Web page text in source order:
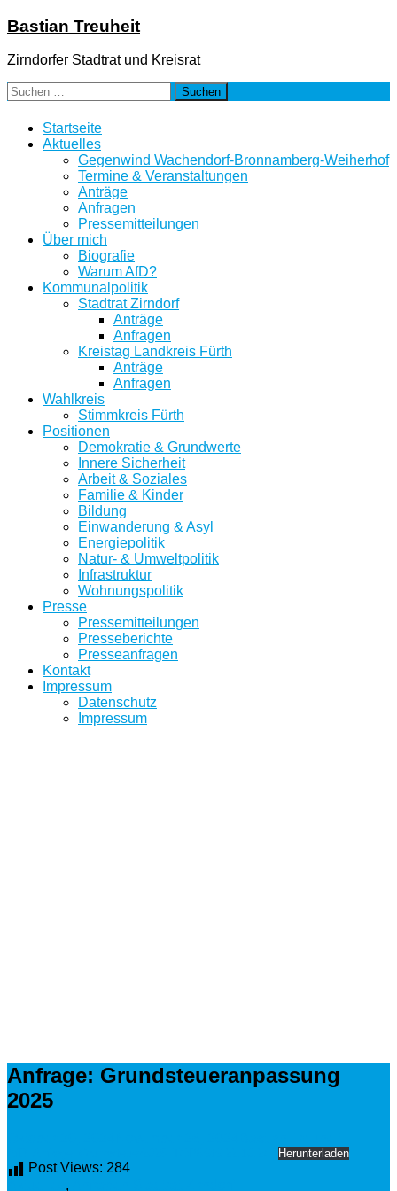
Zum
springen
Bastian Treuheit
Zirndorfer Stadtrat und Kreisrat
Suchen
nach:
Startseite
Aktuelles
Gegenwind Wachendorf-Bronnamberg-Weiherhof
Termine & Veranstaltungen
Anträge
Anfragen
Pressemitteilungen
Über mich
Biografie
Warum AfD?
Kommunalpolitik
Stadtrat Zirndorf
Anträge
Anfragen
Kreistag Landkreis Fürth
Anträge
Anfragen
Wahlkreis
Stimmkreis Fürth
Positionen
Demokratie & Grundwerte
Innere Sicherheit
Arbeit & Soziales
Familie & Kinder
Bildung
Einwanderung & Asyl
Energiepolitik
Natur- & Umweltpolitik
Infrastruktur
Wohnungspolitik
Presse
Pressemitteilungen
Presseberichte
Presseanfragen
Kontakt
Impressum
Datenschutz
Impressum
Anfrage: Grundsteueranpassung
2025
Herunterladen
Post Views: 284
,